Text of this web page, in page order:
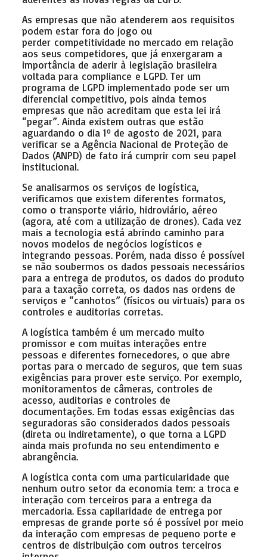
As empresas que não atenderem aos requisitos
podem estar fora do jogo ou
perder competitividade no mercado em relação
aos seus competidores, que já enxergaram a
importância de aderir à legislação brasileira
voltada para compliance e LGPD. Ter um
programa de LGPD implementado pode ser um
diferencial competitivo, pois ainda temos
empresas que não acreditam que esta lei irá
“pegar”. Ainda existem outras que estão
aguardando o dia 1º de agosto de 2021, para
verificar se a Agência Nacional de Proteção de
Dados (ANPD) de fato irá cumprir com seu papel
institucional.
Se analisarmos os serviços de logística,
verificamos que existem diferentes formatos,
como o transporte viário, hidroviário, aéreo
(agora, até com a utilização de drones). Cada vez
mais a tecnologia está abrindo caminho para
novos modelos de negócios logísticos e
integrando pessoas. Porém, nada disso é possível
se não soubermos os dados pessoais necessários
para a entrega de produtos, os dados do produto
para a taxação correta, os dados nas ordens de
serviços e “canhotos” (físicos ou virtuais) para os
controles e auditorias corretas.
A logística também é um mercado muito
promissor e com muitas interações entre
pessoas e diferentes fornecedores, o que abre
portas para o mercado de seguros, que tem suas
exigências para prover este serviço. Por exemplo,
monitoramentos de câmeras, controles de
acesso, auditorias e controles de
documentações. Em todas essas exigências das
seguradoras são considerados dados pessoais
(direta ou indiretamente), o que torna a LGPD
ainda mais profunda no seu entendimento e
abrangência.
A logística conta com uma particularidade que
nenhum outro setor da economia tem: a troca e
interação com terceiros para a entrega da
mercadoria. Essa capilaridade de entrega por
empresas de grande porte só é possível por meio
da interação com empresas de pequeno porte e
centros de distribuição com outros terceiros